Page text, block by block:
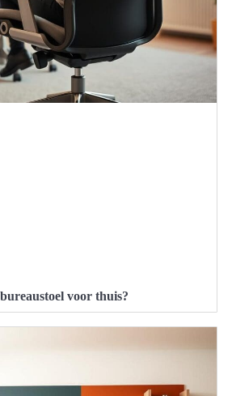
voor thuis?